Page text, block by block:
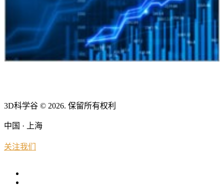
3D科学谷 © 2026. 保留所有权利
中国 · 上海
关注我们